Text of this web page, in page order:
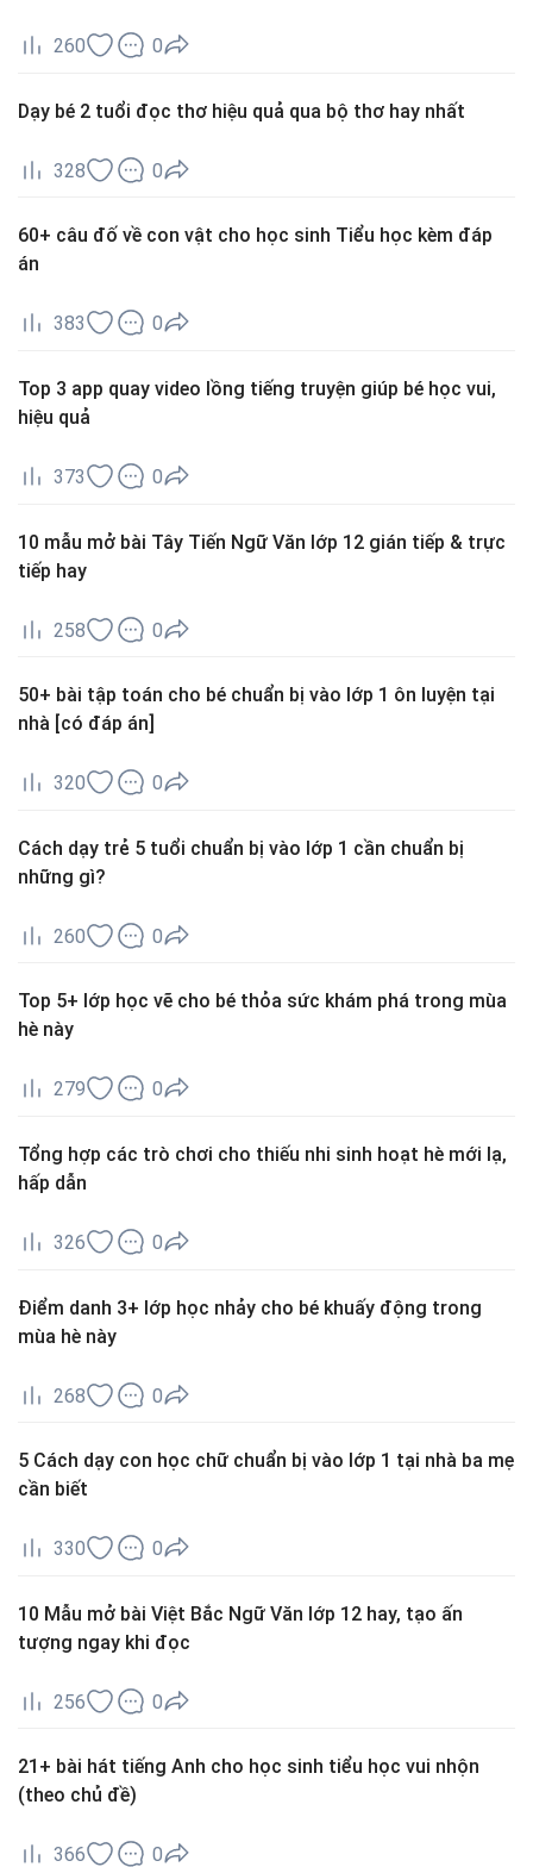
260 0
Dạy bé 2 tuổi đọc thơ hiệu quả qua bộ thơ hay nhất
328 0
60+ câu đố về con vật cho học sinh Tiểu học kèm đáp
án
383 0
Top 3 app quay video lồng tiếng truyện giúp bé học vui,
hiệu quả
373 0
10 mẫu mở bài Tây Tiến Ngữ Văn lớp 12 gián tiếp & trực
tiếp hay
258 0
50+ bài tập toán cho bé chuẩn bị vào lớp 1 ôn luyện tại
nhà [có đáp án]
320 0
Cách dạy trẻ 5 tuổi chuẩn bị vào lớp 1 cần chuẩn bị
những gì?
260 0
Top 5+ lớp học vẽ cho bé thỏa sức khám phá trong mùa
hè này
279 0
Tổng hợp các trò chơi cho thiếu nhi sinh hoạt hè mới lạ,
hấp dẫn
326 0
Điểm danh 3+ lớp học nhảy cho bé khuấy động trong
mùa hè này
268 0
5 Cách dạy con học chữ chuẩn bị vào lớp 1 tại nhà ba mẹ
cần biết
330 0
10 Mẫu mở bài Việt Bắc Ngữ Văn lớp 12 hay, tạo ấn
tượng ngay khi đọc
256 0
21+ bài hát tiếng Anh cho học sinh tiểu học vui nhộn
(theo chủ đề)
366 0